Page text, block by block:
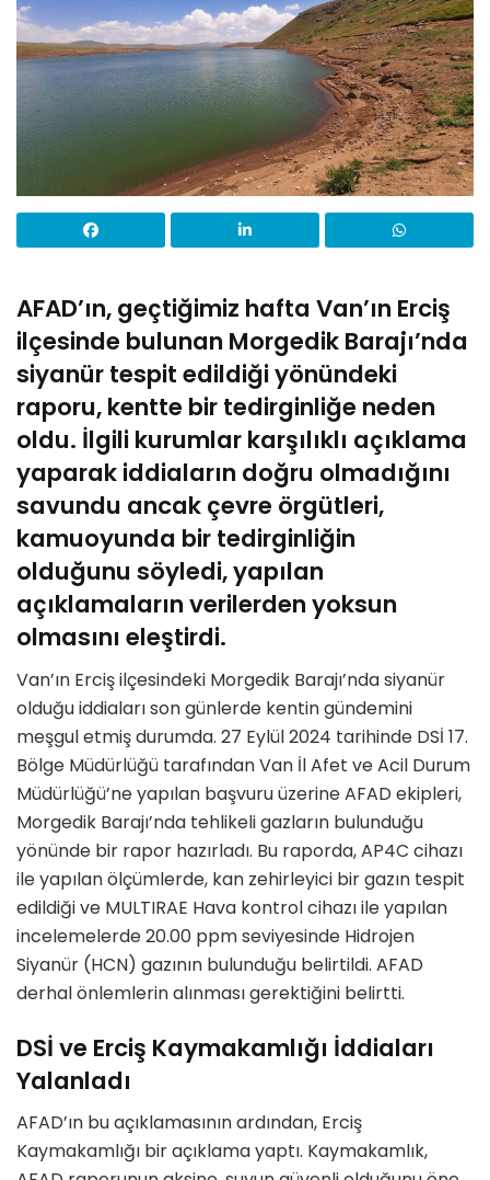
AFAD’ın, geçtiğimiz hafta Van’ın Erciş
ilçesinde bulunan Morgedik Barajı’nda
siyanür tespit edildiği yönündeki
raporu, kentte bir tedirginliğe neden
oldu. İlgili kurumlar karşılıklı açıklama
yaparak iddiaların doğru olmadığını
savundu ancak çevre örgütleri,
kamuoyunda bir tedirginliğin
olduğunu söyledi, yapılan
açıklamaların verilerden yoksun
olmasını eleştirdi.
Van’ın Erciş ilçesindeki Morgedik Barajı’nda siyanür
olduğu iddiaları son günlerde kentin gündemini
meşgul etmiş durumda. 27 Eylül 2024 tarihinde DSİ 17.
Bölge Müdürlüğü tarafından Van İl Afet ve Acil Durum
Müdürlüğü’ne yapılan başvuru üzerine AFAD ekipleri,
Morgedik Barajı’nda tehlikeli gazların bulunduğu
yönünde bir rapor hazırladı. Bu raporda, AP4C cihazı
ile yapılan ölçümlerde, kan zehirleyici bir gazın tespit
edildiği ve MULTIRAE Hava kontrol cihazı ile yapılan
incelemelerde 20.00 ppm seviyesinde Hidrojen
Siyanür (HCN) gazının bulunduğu belirtildi. AFAD
derhal önlemlerin alınması gerektiğini belirtti.
DSİ ve Erciş Kaymakamlığı İddiaları
Yalanladı
AFAD’ın bu açıklamasının ardından, Erciş
Kaymakamlığı bir açıklama yaptı. Kaymakamlık,